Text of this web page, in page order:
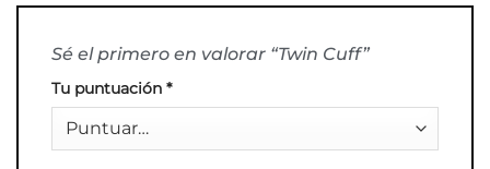
Sé el primero en valorar “Twin Cuff”
Tu puntuación *